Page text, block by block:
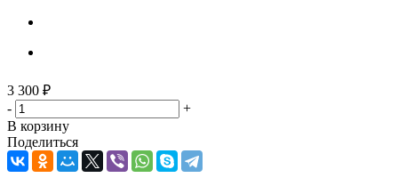
3 300 ₽
-
+
В корзину
Поделиться